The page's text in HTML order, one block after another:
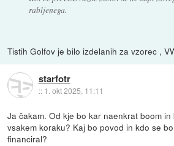
rabljenega.
Tistih Golfov je bilo izdelanih za vzorec ,
starfotr
:: 1. okt 2025, 11:11
Ja čakam. Od kje bo kar naenkrat boom in
vsakem koraku? Kaj bo povod in kdo se
financiral?